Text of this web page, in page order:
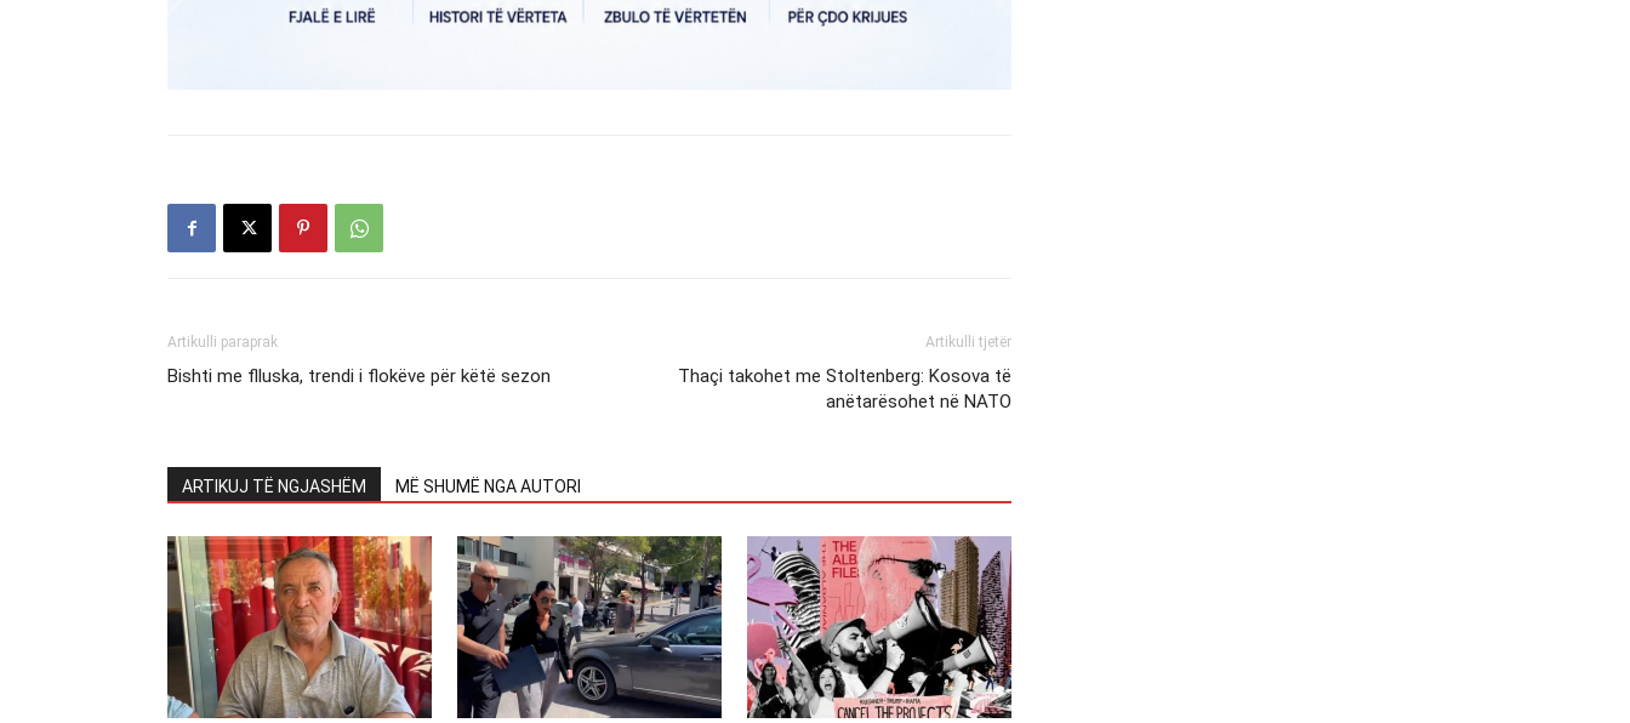
Artikulli paraprak
Bishti me flluska, trendi i flokëve për këtë sezon
Artikulli tjetër
Thaçi takohet me Stoltenberg: Kosova të
anëtarësohet në NATO
ARTIKUJ TË NGJASHËM MË SHUMË NGA AUTORI